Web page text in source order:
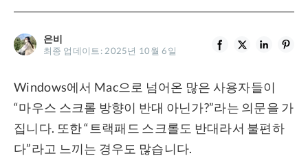
BuhoLaunchpad
지원
프라이버시
조항
은비
최종 업데이트: 2025년 10월 6일
Windows에서 Mac으로 넘어온 많은 사용자들이
“마우스 스크롤 방향이 반대 아닌가?”라는 의문을 가
집니다. 또한 “트랙패드 스크롤도 반대라서 불편하
다”라고 느끼는 경우도 많습니다.